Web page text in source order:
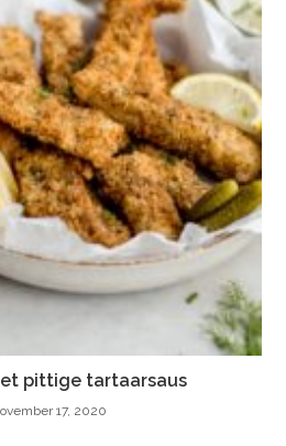
pittige tartaarsaus
17, 2020